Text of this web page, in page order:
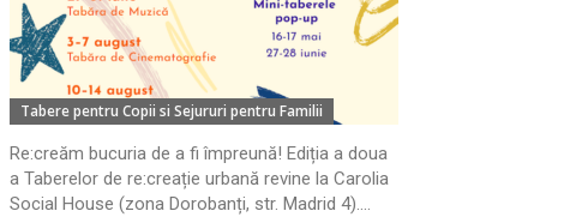
Tabere pentru Copii si Sejururi pentru Familii
Re:creăm bucuria de a fi împreună! Ediția a doua
a Taberelor de re:creație urbană revine la Carolia
Social House (zona Dorobanți, str. Madrid 4)....